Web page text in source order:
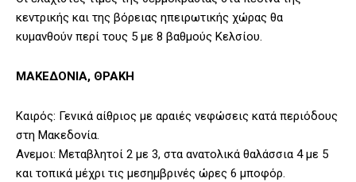
κεντρικής και της βόρειας ηπειρωτικής χώρας θα
κυμανθούν περί τους 5 με 8 βαθμούς Κελσίου.
ΜΑΚΕΔΟΝΙΑ, ΘΡΑΚΗ
Καιρός: Γενικά αίθριος με αραιές νεφώσεις κατά περιόδους
στη Μακεδονία.
Ανεμοι: Μεταβλητοί 2 με 3, στα ανατολικά θαλάσσια 4 με 5
και τοπικά μέχρι τις μεσημβρινές ώρες 6 μποφόρ.